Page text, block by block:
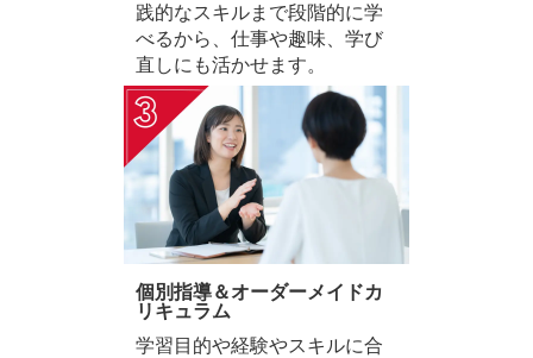
践的なスキルまで段階的に学
べるから、仕事や趣味、学び
直しにも活かせます。
個別指導＆オーダーメイドカ
リキュラム
学習目的や経験やスキルに合